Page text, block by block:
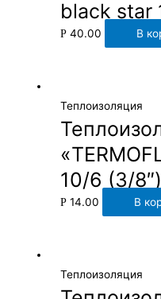
black star
Р40.00 В
Теплоизоляция
10/6 (3/8″)
Р14.00 В
Теплоизоляция